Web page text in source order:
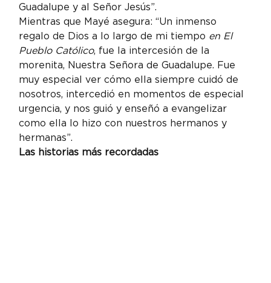
Guadalupe y al Señor Jesús”.
Mientras que Mayé asegura: “Un inmenso
regalo de Dios a lo largo de mi tiempo en El
Pueblo Católico, fue la intercesión de la
morenita, Nuestra Señora de Guadalupe. Fue
muy especial ver cómo ella siempre cuidó de
nosotros, intercedió en momentos de especial
urgencia, y nos guió y enseñó a evangelizar
como ella lo hizo con nuestros hermanos y
hermanas”.
Las historias más recordadas